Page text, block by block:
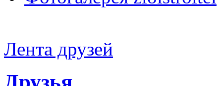
Лента друзей